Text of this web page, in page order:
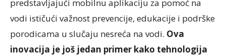
predstavljajući mobilnu aplikaciju za pomoć na
vodi ističući važnost prevencije, edukacije i podrške
porodicama u slučaju nesreća na vodi. Ova
inovacija je još jedan primer kako tehnologija